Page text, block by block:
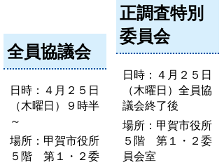
全員協議会
日時：４月２５日
（木曜日）９時半
～
場所：甲賀市役所
５階 第１・２委
正調査特別
委員会
日時：４月２５日
（木曜日）全員協
議会終了後
場所：甲賀市役所
５階 第１・２委
員会室